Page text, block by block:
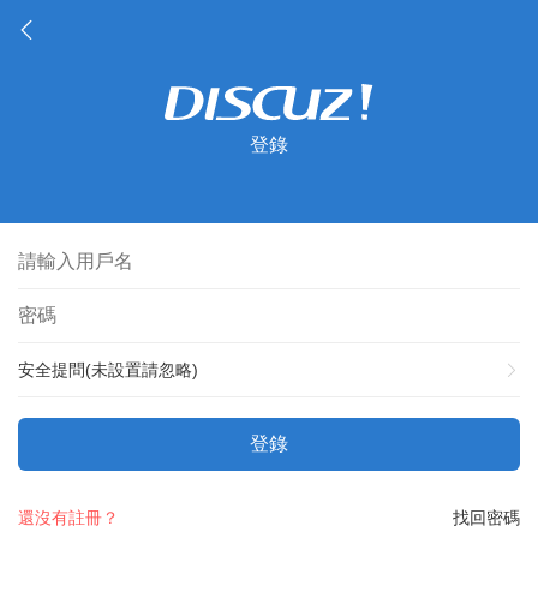
登錄
安全提問(未設置請忽略)
登錄
找回密碼
還沒有註冊？